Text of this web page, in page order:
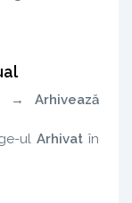
→ Arhivează
ul Arhivatîn